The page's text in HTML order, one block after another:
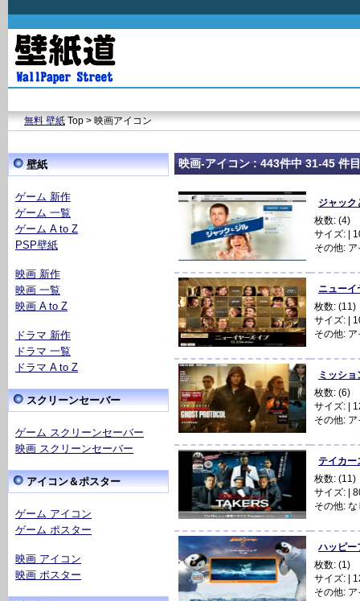
無料 壁紙Top > 映画アイコン
壁紙
ゲーム 新作
ゲーム 一覧
ゲーム A to Z
PSP壁紙
映画 新作
映画 一覧
映画 A to Z
ドラマ 新作
ドラマ 一覧
ドラマ A to Z
スクリーンセーバー
ゲーム スクリーンセーバー
映画 スクリーンセーバー
アイコン＆ポスター
ゲーム アイコン
ゲーム ポスター
映画 アイコン
映画 ポスター
映画-アイコン : 443件中 31-45 件目
ジャッ
枚数: (4)
サイズ: |
その他: ア
ニュー
枚数: (11)
サイズ: |
その他: ア
ミッシ
枚数: (6)
サイズ: |
その他: ア
テイカー
枚数: (11)
サイズ: |
その他: な
ハッピー
枚数: (1)
サイズ: |
その他: ア